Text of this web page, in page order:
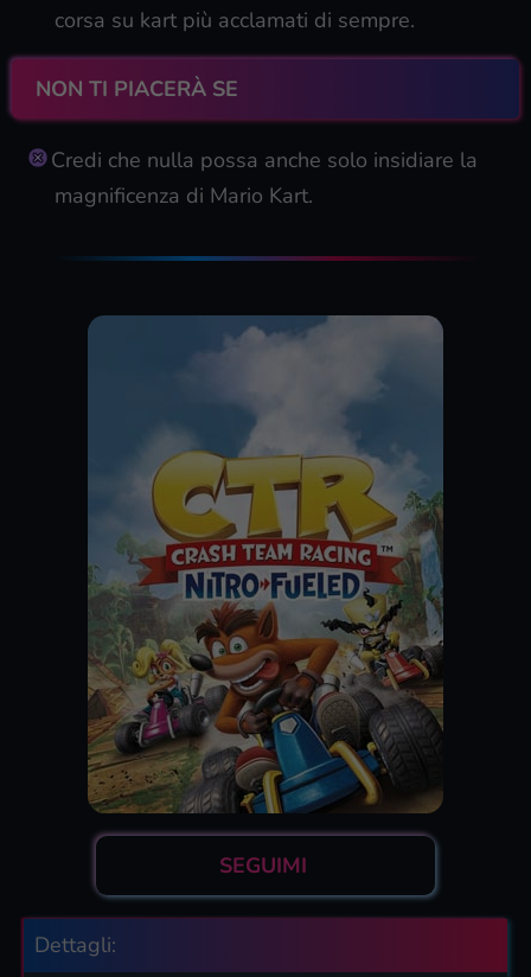
corsa su kart più acclamati di sempre.
NON TI PIACERÀ SE
Credi che nulla possa anche solo insidiare la
magnificenza di Mario Kart.
SEGUIMI
Dettagli: